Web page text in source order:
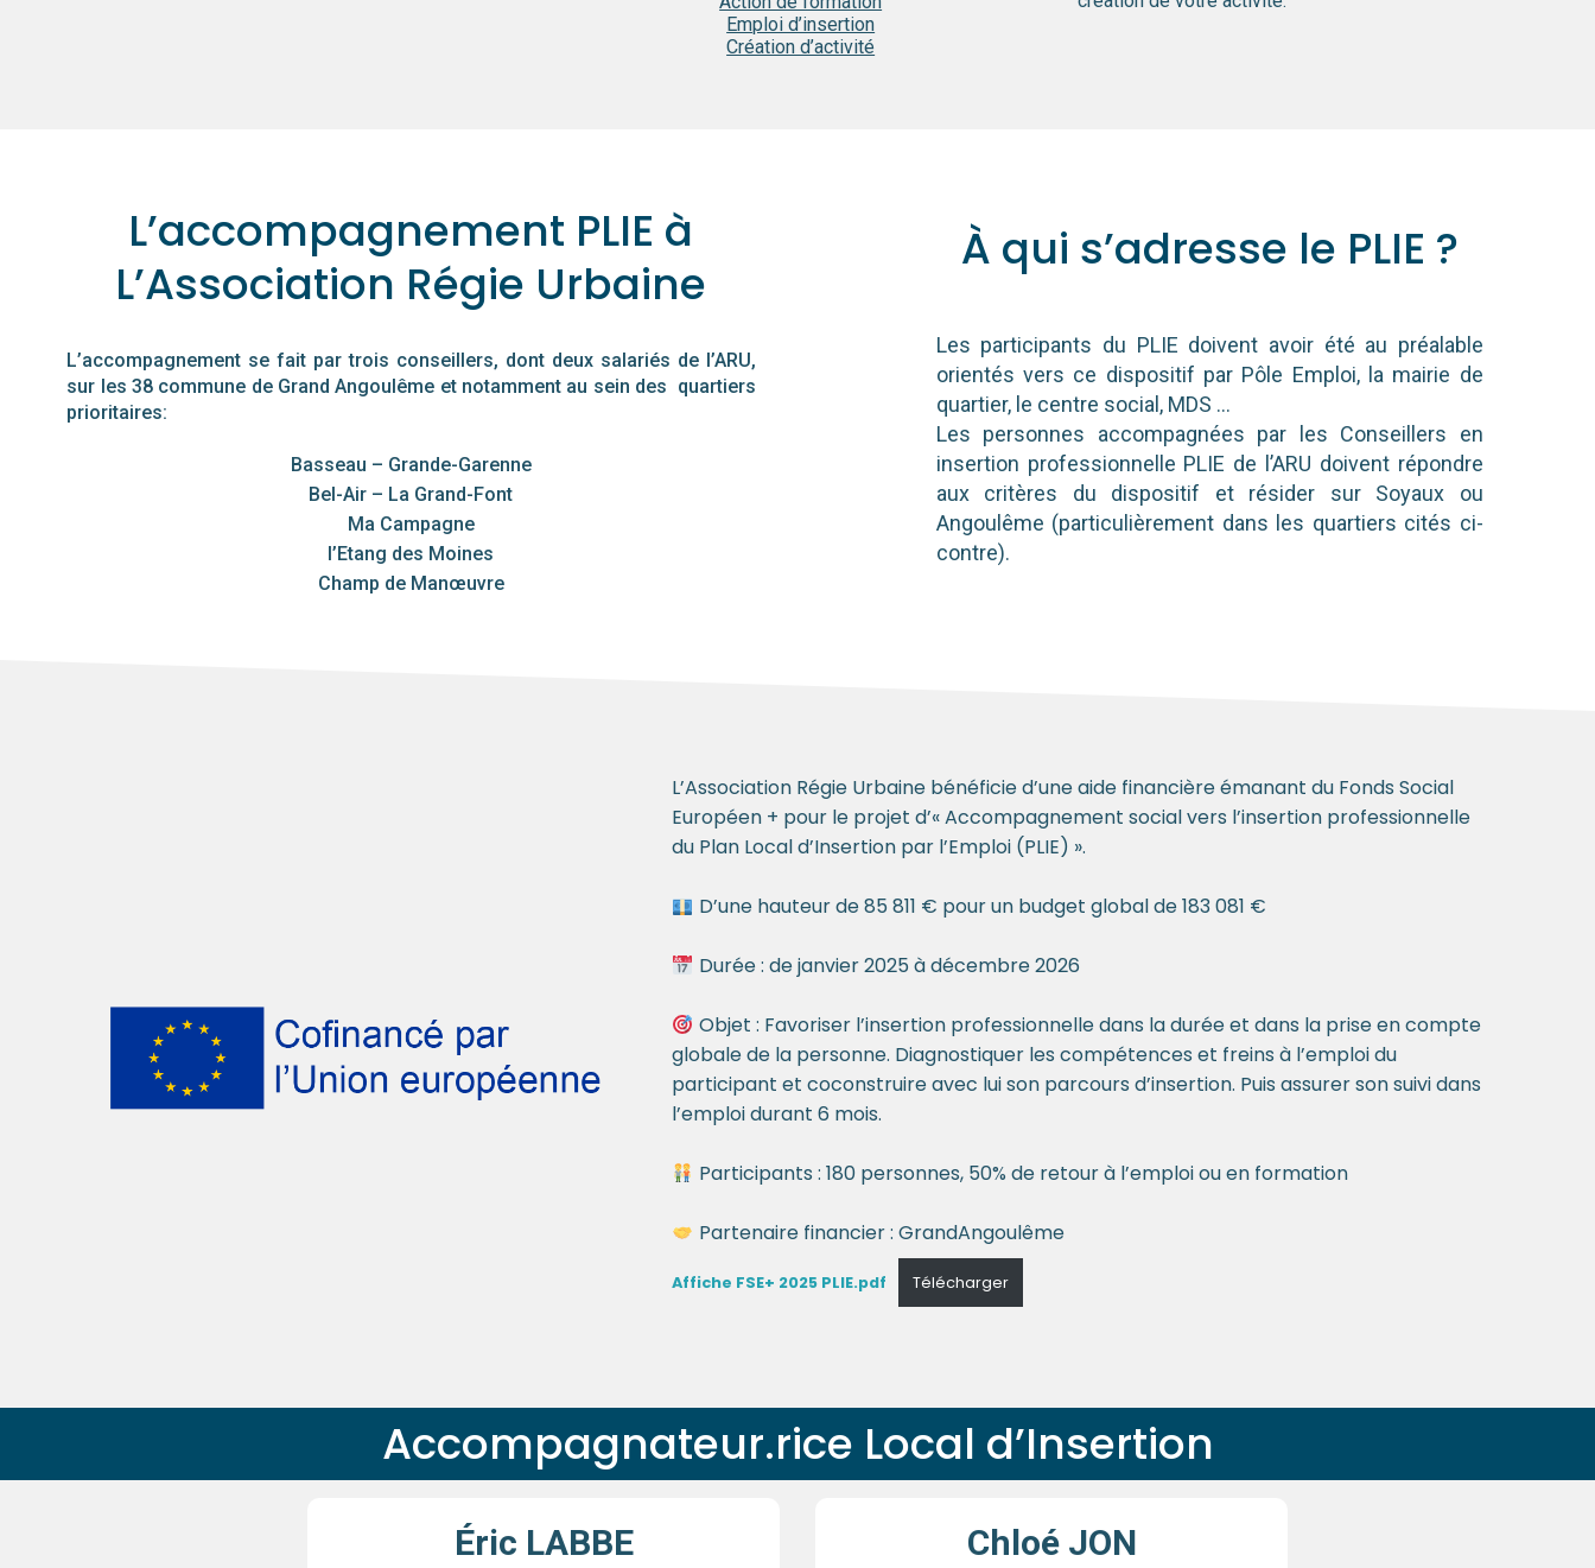
Emploi d’insertion
Création d’activité
L’accompagnement PLIE à
L’Association Régie Urbaine
L’accompagnement se fait par trois conseillers, dont deux salariés de l’ARU,
sur les 38 commune de Grand Angoulême et notamment au sein des quartiers
prioritaires:
Basseau – Grande-Garenne
Bel-Air – La Grand-Font
Ma Campagne
l’Etang des Moines
Champ de Manœuvre
À qui s’adresse le PLIE ?
Les participants du PLIE doivent avoir été au préalable
orientés vers ce dispositif par Pôle Emploi, la mairie de
quartier, le centre social, MDS …
Les personnes accompagnées par les Conseillers en
insertion professionnelle PLIE de l’ARU doivent répondre
aux critères du dispositif et résider sur Soyaux ou
Angoulême (particulièrement dans les quartiers cités ci-
contre).
L’Association Régie Urbaine bénéficie d’une aide financière émanant du Fonds Social
Européen + pour le projet d’« Accompagnement social vers l’insertion professionnelle
du Plan Local d’Insertion par l’Emploi (PLIE) ».
D’une hauteur de 85 811 € pour un budget global de 183 081 €
Durée : de janvier 2025 à décembre 2026
Objet : Favoriser l’insertion professionnelle dans la durée et dans la prise en compte
globale de la personne. Diagnostiquer les compétences et freins à l’emploi du
participant et coconstruire avec lui son parcours d’insertion. Puis assurer son suivi dans
l’emploi durant 6 mois.
Participants : 180 personnes, 50% de retour à l’emploi ou en formation
Partenaire financier : GrandAngoulême
Affiche FSE+ 2025 PLIE.pdf Télécharger
Accompagnateur.rice Local d’Insertion
Éric LABBE Chloé JON